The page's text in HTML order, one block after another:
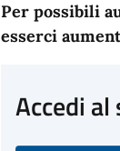
Per possibili
esserci
Accedi